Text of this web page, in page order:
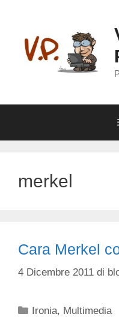
contenuto
merkel
Cara Merkel
4 Dicembre 2011 di
Categorie
Ironia, Multimedia